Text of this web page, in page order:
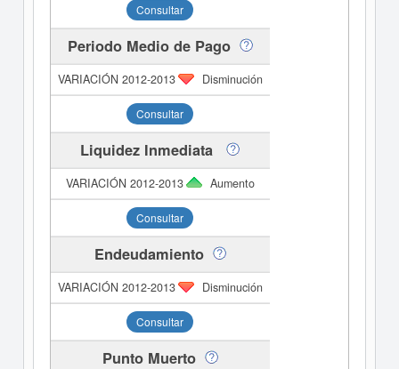
Consultar
Periodo Medio de Pago
Disminución
Consultar
Liquidez Inmediata
Aumento
Consultar
Endeudamiento
Disminución
Consultar
Punto Muerto